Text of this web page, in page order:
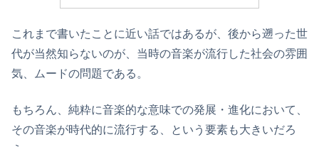
これまで書いたことに近い話ではあるが、後から遡った世
代が当然知らないのが、当時の音楽が流行した社会の雰囲
気、ムードの問題である。
もちろん、純粋に音楽的な意味での発展・進化において、
その音楽が時代的に流行する、という要素も大きいだろ